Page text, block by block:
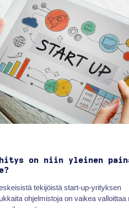
on niin yleinen
tekijöistä start-up-yrityksen
ohjelmistoja on vaikea valloittaa